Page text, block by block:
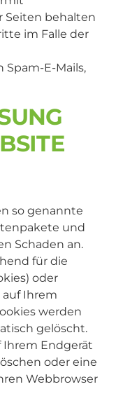
Seiten behalten
im Falle der
E-Mails,
so genannte
und
Schaden an.
für die
oder
Ihrem
werden
gelöscht.
Ihrem Endgerät
oder eine
Webbrowser